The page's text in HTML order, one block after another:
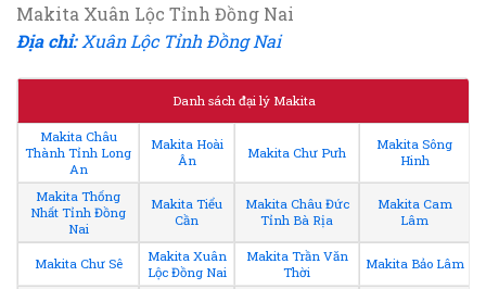
Makita Xuân Lộc Tỉnh Đồng Nai
Địa chỉ: Xuân Lộc Tỉnh Đồng Nai
Danh sách đại lý Makita
Makita Châu
Thành Tỉnh Long
An
Makita Hoài
Ân
Makita Chư Pưh
Makita Sông
Hinh
Makita Thống
Nhất Tỉnh Đồng
Nai
Makita Tiểu
Cần
Makita Châu Đức
Tỉnh Bà Rịa
Makita Cam
Lâm
Makita Chư Sê
Makita Xuân
Lộc Đồng Nai
Makita Trần Văn
Thời
Makita Bảo Lâm